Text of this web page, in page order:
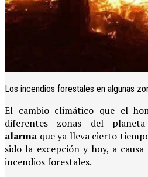
Los incendios forestales en algunas
El cambio climático que el
diferentes zonas del
alarma que ya lleva cierto
sido la excepción y hoy, a
incendios forestales.